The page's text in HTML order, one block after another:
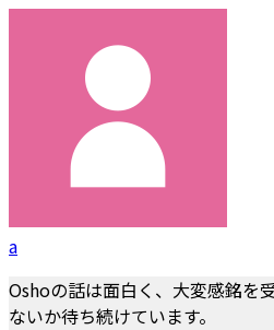
a
Oshoの話は面白く、大変感銘を
ないか待ち続けています。